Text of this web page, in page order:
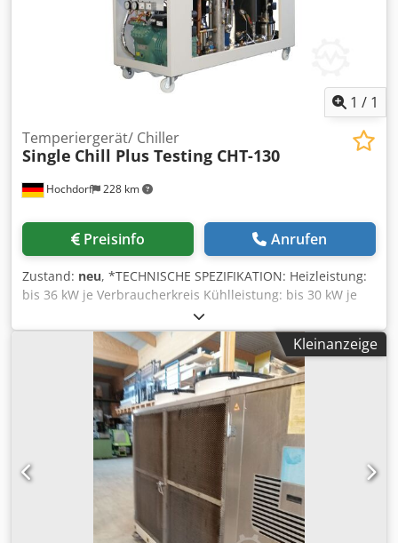
1 / 1
Hochdorf 228 km
Temperiergerät/ Chiller
Single Chill Plus Testing CHT-130
Preisinfo Anrufen
Zustand: neu, *TECHNISCHE SPEZIFIKATION: Heizleistung:
bis 36 kW je Verbraucherkreis Kühlleistung: bis 30 kW je
Verbraucherkreis bei -30°C Verbraucherkreise: 1 oder 2 im
Standard Temperaturbereich: - 45°C bis +130°C Medium:
Wasser- / Glykol Gemisch Abmessung LxBxH (ohne
Anschlüsse) : 1-Kreis: 1950 x 1280 x 1725 mm 2-Kreis: 2150
x 1640 x 1725 mm Gewicht: 1-Kreis: ca. 1300kg 2-Kreis: ca.
1500kg *HIGHLIGHTS AUSSTATTUNG: -Regelungen:
Temperaturregelung (Standard) -Regelung erfolgt über SPS
mit Touchscreen -Analoge und digitale Schnittstellen -
Internes 2-Kreis-Pumpen-System (INFO: Stellt auch bei
kleinen Durchflüssen die Leistungswerte sicher) -
Heizungssteuerung über Solid-State-Relais (SSR) -
Durchflussmessung im internen Kreislauf zur
Strömungsüberwachung (INFO: Bei falscher Wasser/ Glykol
Kleinanzeige